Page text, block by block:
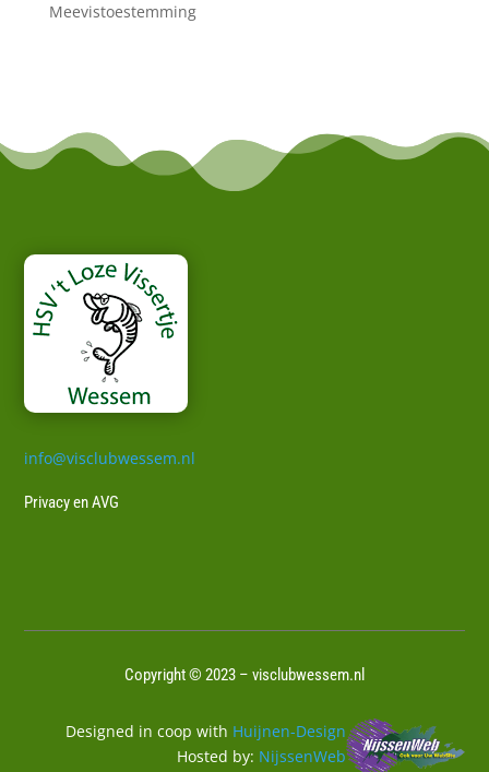
Meevistoestemming
info@visclubwessem.nl
Privacy en AVG
Copyright © 2023 – visclubwessem.nl
Designed in coop with Huijnen-Design
Hosted by: NijssenWeb